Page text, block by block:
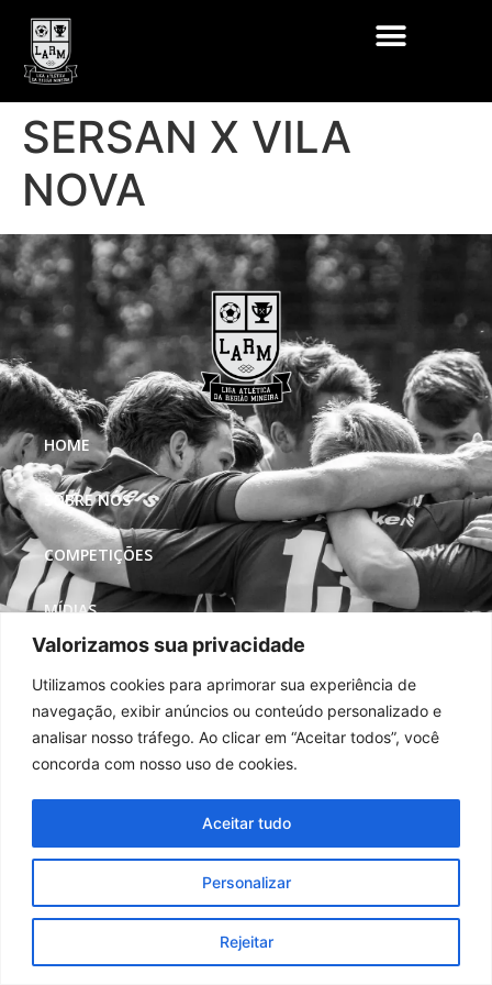
Valorizamos sua privacidade
Utilizamos cookies para aprimorar sua experiência de
navegação, exibir anúncios ou conteúdo personalizado e
analisar nosso tráfego. Ao clicar em “Aceitar todos”, você
concorda com nosso uso de cookies.
Personalizar
Rejeitar
Aceitar tudo
SERSAN X VILA
NOVA
HOME
SOBRE NÓS
COMPETIÇÕES
MÍDIAS
REDES SOCIAIS